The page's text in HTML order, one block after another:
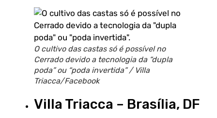
O cultivo das castas só é possível no
Cerrado devido a tecnologia da “dupla
poda” ou “poda invertida” / Villa
Triacca/Facebook
Villa Triacca – Brasília, DF